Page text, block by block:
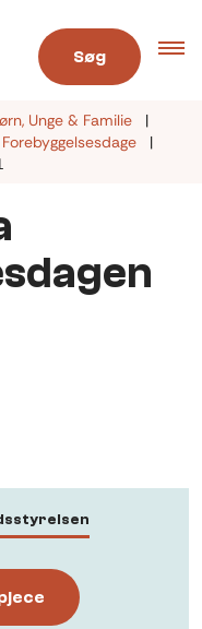
Søg
Unge & Familie
Forebyggelsesdage